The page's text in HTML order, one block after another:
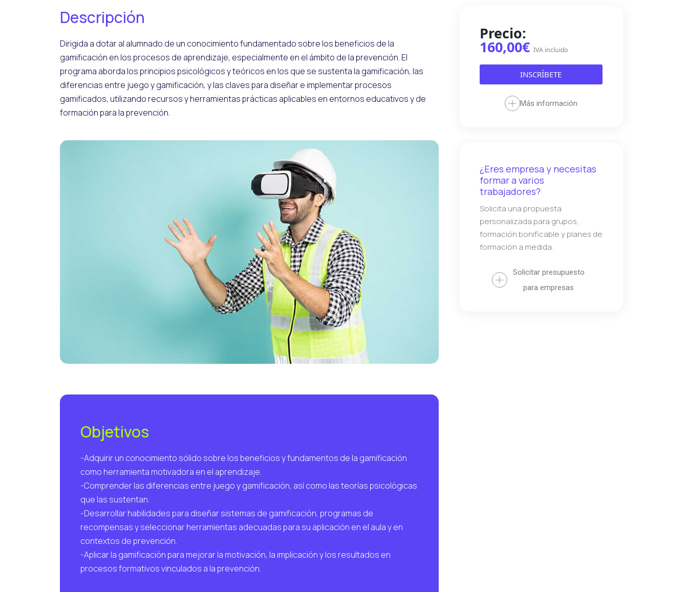
Descripción
Dirigida a dotar al alumnado de un conocimiento fundamentado sobre los beneficios de la
gamificación en los procesos de aprendizaje, especialmente en el ámbito de la prevención. El
programa aborda los principios psicológicos y teóricos en los que se sustenta la gamificación, las
diferencias entre juego y gamificación, y las claves para diseñar e implementar procesos
gamificados, utilizando recursos y herramientas prácticas aplicables en entornos educativos y de
formación para la prevención.
Objetivos
-Adquirir un conocimiento sólido sobre los beneficios y fundamentos de la gamificación
como herramienta motivadora en el aprendizaje.
-Comprender las diferencias entre juego y gamificación, así como las teorías psicológicas
que las sustentan.
-Desarrollar habilidades para diseñar sistemas de gamificación, programas de
recompensas y seleccionar herramientas adecuadas para su aplicación en el aula y en
contextos de prevención.
-Aplicar la gamificación para mejorar la motivación, la implicación y los resultados en
procesos formativos vinculados a la prevención.
Precio:
160,00€ IVA incluido
INSCRÍBETE
Más información
¿Eres empresa y necesitas
formar a varios
trabajadores?
Solicita una propuesta
personalizada para grupos,
formación bonificable y planes de
formación a medida.
Solicitar presupuesto
para empresas